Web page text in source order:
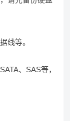
线等。
、SAS等，